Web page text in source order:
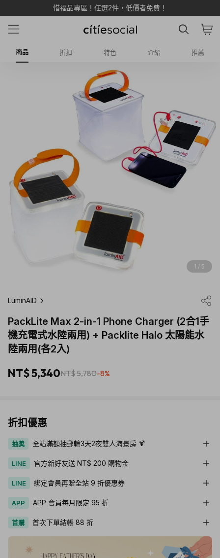
惜福品專區！任選2件，低價者免費！
商品 折扣 特色 介紹 推薦
1 / 5
LuminAID
PackLite Max 2-in-1 Phone Charger (2合1手
機充電式水陸兩用) + Packlite Halo 太陽能水
陸兩用(各2入)
NT$ 5,340NT$ 5,780-8%
折扣優惠
抽獎 全站滿額抽郵輪3天2夜雙人海景房 🍹
LINE 官方新好友送 NT$ 200 購物金
LINE 綁定會員再贈全站 9 折優惠券
APP APP 會員每月限定 95 折
首購 首次下單結帳 88 折